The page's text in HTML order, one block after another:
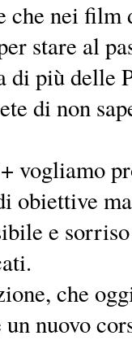
che nei film
stare al
di più delle
di non
vogliamo
obiettive
e
che
nuovo